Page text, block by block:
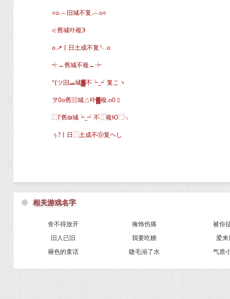
○o.︵旧城不复.︵o○
∈舊城卟複Э
o.↗丨日土成不复↖.o
┽→舊城不複←┾
°{ツ旧ﺴ城▓不┕_┙复こヽ
ヲ0o舊▥城△卟▓複.o0ミ
⿵Г舊₪城┕_┙不⿲複Ю⿹╮
ぅ?丨日⿵土成不ⓞ复ヘし
⚫ 相关游戏名字
舍不得放开 掩饰伤痛
被你
旧人已旧
我要吃糖
爱来
褪色的童话
睫毛溺了水 气质